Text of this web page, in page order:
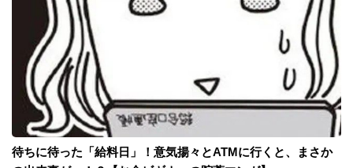
待ちに待った「給料日」！意気揚々とATMに行くと、まさか